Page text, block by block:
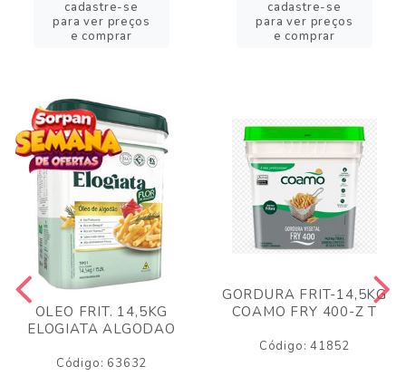
cadastre-se
para ver preços
e comprar
cadastre-se
para ver preços
e comprar
OLEO FRIT. 14,5KG
ELOGIATA ALGODAO
Código: 63632
GORDURA FRIT-14,5KG
COAMO FRY 400-Z T
Código: 41852